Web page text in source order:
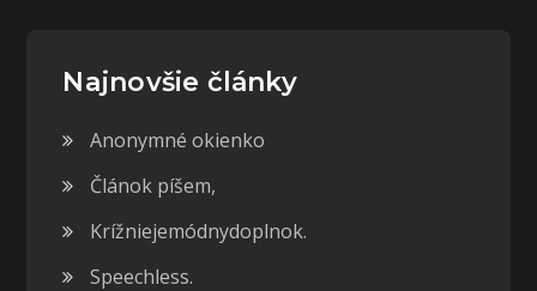
Najnovšie články
Anonymné okienko
Článok píšem,
Krížniejemódnydoplnok.
Speechless.